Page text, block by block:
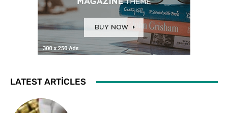
LATEST ARTICLES